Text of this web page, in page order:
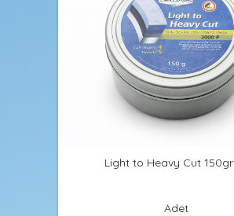
Light to Heavy Cut 150gr
Adet